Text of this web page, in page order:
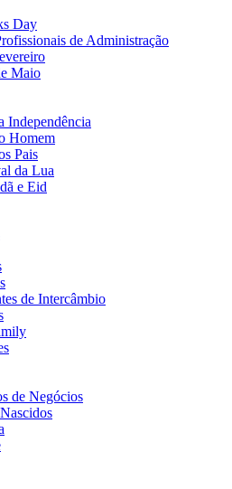
Day
de Administração
Maio
Independência
Homem
Pais
da Lua
e Eid
de Intercâmbio
de Negócios